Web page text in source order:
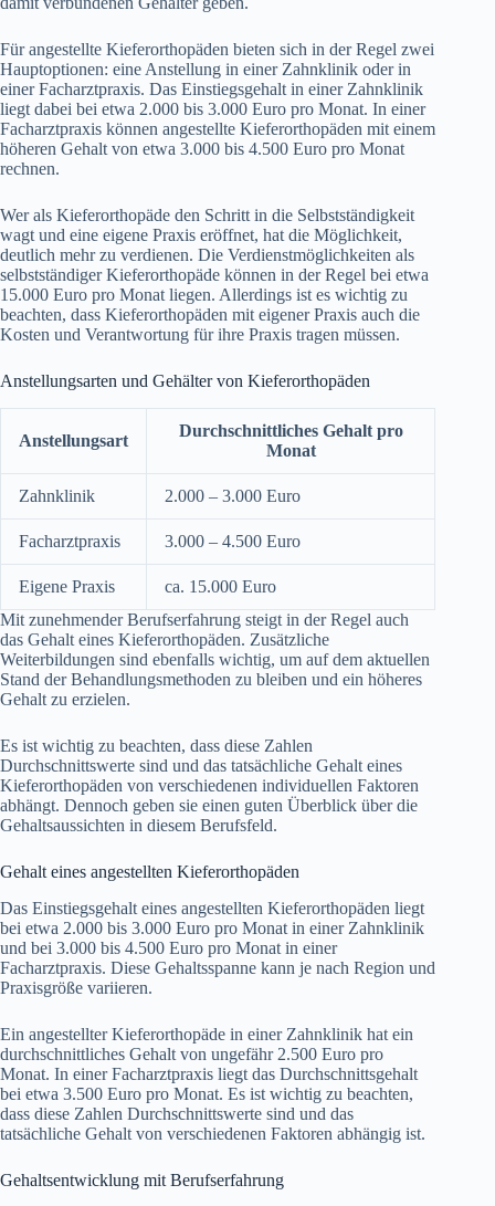
Für angestellte Kieferorthopäden bieten sich in der Regel zwei
Hauptoptionen: eine Anstellung in einer Zahnklinik oder in
einer Facharztpraxis. Das Einstiegsgehalt in einer Zahnklinik
liegt dabei bei etwa 2.000 bis 3.000 Euro pro Monat. In einer
Facharztpraxis können angestellte Kieferorthopäden mit einem
höheren Gehalt von etwa 3.000 bis 4.500 Euro pro Monat
rechnen.
Wer als Kieferorthopäde den Schritt in die Selbstständigkeit
wagt und eine eigene Praxis eröffnet, hat die Möglichkeit,
deutlich mehr zu verdienen. Die Verdienstmöglichkeiten als
selbstständiger Kieferorthopäde können in der Regel bei etwa
15.000 Euro pro Monat liegen. Allerdings ist es wichtig zu
beachten, dass Kieferorthopäden mit eigener Praxis auch die
Kosten und Verantwortung für ihre Praxis tragen müssen.
Anstellungsarten und Gehälter von Kieferorthopäden
Anstellungsart
Durchschnittliches Gehalt pro
Monat
Zahnklinik 2.000 – 3.000 Euro
Facharztpraxis 3.000 – 4.500 Euro
Eigene Praxis
ca. 15.000 Euro
Mit zunehmender Berufserfahrung steigt in der Regel auch
das Gehalt eines Kieferorthopäden. Zusätzliche
Weiterbildungen sind ebenfalls wichtig, um auf dem aktuellen
Stand der Behandlungsmethoden zu bleiben und ein höheres
Gehalt zu erzielen.
Es ist wichtig zu beachten, dass diese Zahlen
Durchschnittswerte sind und das tatsächliche Gehalt eines
Kieferorthopäden von verschiedenen individuellen Faktoren
abhängt. Dennoch geben sie einen guten Überblick über die
Gehaltsaussichten in diesem Berufsfeld.
Gehalt eines angestellten Kieferorthopäden
Das Einstiegsgehalt eines angestellten Kieferorthopäden liegt
bei etwa 2.000 bis 3.000 Euro pro Monat in einer Zahnklinik
und bei 3.000 bis 4.500 Euro pro Monat in einer
Facharztpraxis. Diese Gehaltsspanne kann je nach Region und
Praxisgröße variieren.
Ein angestellter Kieferorthopäde in einer Zahnklinik hat ein
durchschnittliches Gehalt von ungefähr 2.500 Euro pro
Monat. In einer Facharztpraxis liegt das Durchschnittsgehalt
bei etwa 3.500 Euro pro Monat. Es ist wichtig zu beachten,
dass diese Zahlen Durchschnittswerte sind und das
tatsächliche Gehalt von verschiedenen Faktoren abhängig ist.
Gehaltsentwicklung mit Berufserfahrung